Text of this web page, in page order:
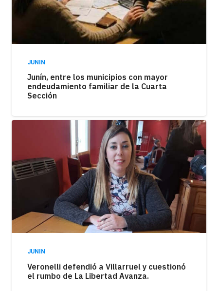
JUNIN
Junín, entre los municipios con mayor
endeudamiento familiar de la Cuarta
Sección
JUNIN
Veronelli defendió a Villarruel y cuestionó
el rumbo de La Libertad Avanza.